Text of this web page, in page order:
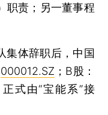
职责；另一董事程
体辞职后，中国
000012.SZ ；B股：
式由“宝能系”接